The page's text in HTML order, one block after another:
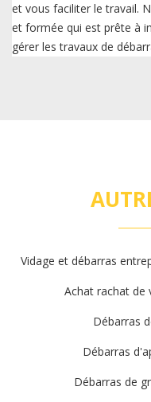
et vous faciliter le travail.
et formée qui est prête à
gérer les travaux de
Vidage et débarras
Achat rachat de
Débarras
Débarras
Débarras de